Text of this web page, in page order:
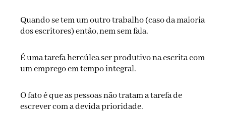
Quando se tem um outro trabalho (caso da maioria
dos escritores) então, nem sem fala.
É uma tarefa hercúlea ser produtivo na escrita com
um emprego em tempo integral.
O fato é que as pessoas não tratam a tarefa de
escrever com a devida prioridade.